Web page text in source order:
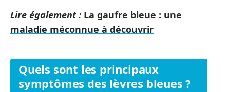
Lire également : La gaufre bleue : une
maladie méconnue à découvrir
Quels sont les principaux
symptômes des lèvres bleues ?